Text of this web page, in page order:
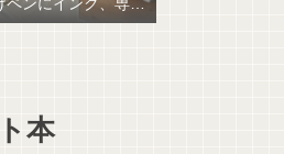
日が充実していま
本